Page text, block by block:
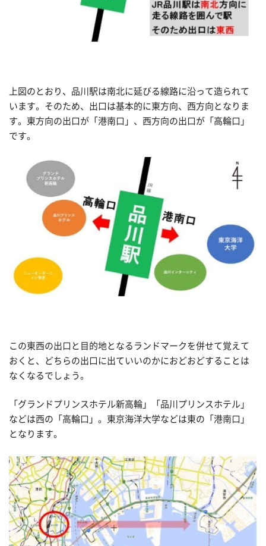
上図のとおり、品川駅は南北に延びる線路に沿って造られて
います。そのため、出口は基本的に東方向、西方向となりま
す。東方向の出口が「港南口」、西方向の出口が「高輪口」
です。
この東西の出口と目的地となるランドマークを併せて覚えて
おくと、どちらの出口に出ていいのかにおどおどすることは
なくなるでしょう。
「グランドプリンスホテル新高輪」「品川プリンスホテル」
などは西の「高輪口」。東京海洋大学などは東の「港南口」
となります。